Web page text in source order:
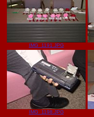
IMG_1191.JPG
IMG_1198.JPG